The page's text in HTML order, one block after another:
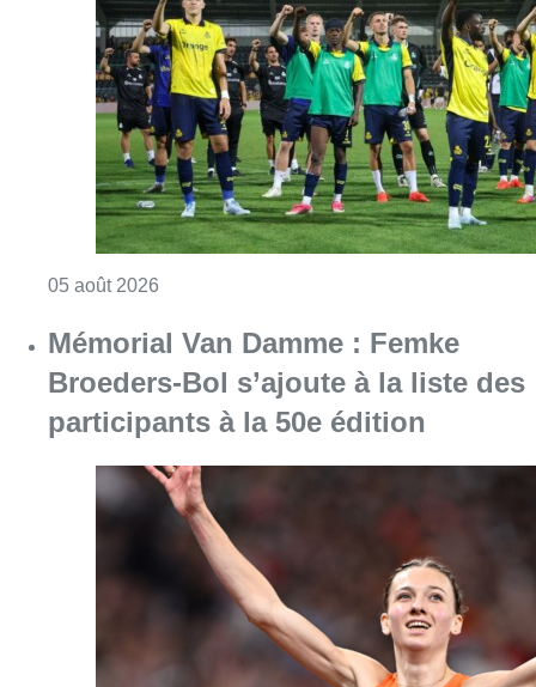
05 août 2026
Mémorial Van Damme : Femke
Broeders-Bol s’ajoute à la liste des
participants à la 50e édition